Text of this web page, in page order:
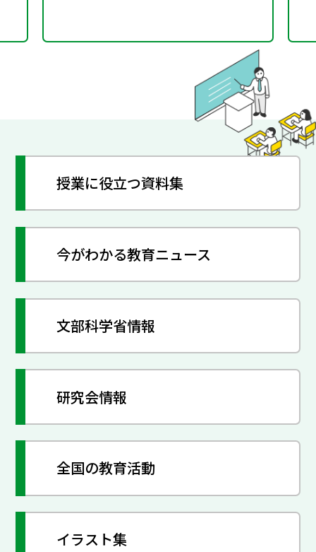
授業に役立つ資料集
今がわかる教育ニュース
文部科学省情報
研究会情報
全国の教育活動
イラスト集